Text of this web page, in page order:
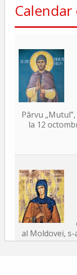
Pârvu
la 12
al Moldovei,